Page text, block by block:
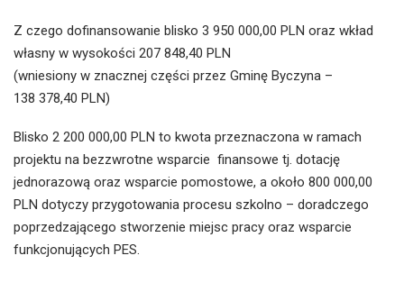
Z czego dofinansowanie blisko 3 950 000,00 PLN oraz wkład
własny w wysokości 207 848,40 PLN
(wniesiony w znacznej części przez Gminę Byczyna –
138 378,40 PLN)
Blisko 2 200 000,00 PLN to kwota przeznaczona w ramach
projektu na bezzwrotne wsparcie finansowe tj. dotację
jednorazową oraz wsparcie pomostowe, a około 800 000,00
PLN dotyczy przygotowania procesu szkolno – doradczego
poprzedzającego stworzenie miejsc pracy oraz wsparcie
funkcjonujących PES.